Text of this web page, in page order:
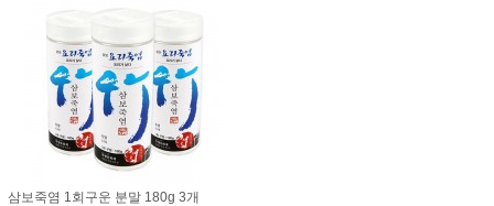
삼보죽염 1회구운 분말 180g 3개